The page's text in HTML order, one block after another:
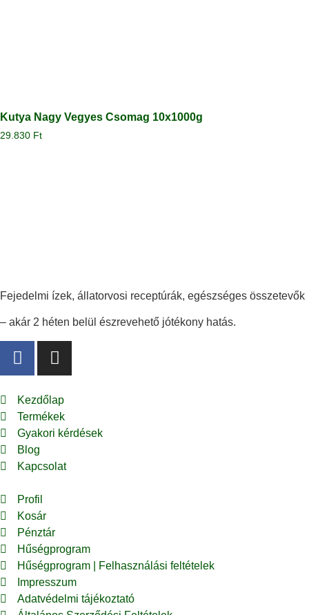
Kutya Nagy Vegyes Csomag 10x1000g
29.830 Ft
Fejedelmi ízek, állatorvosi receptúrák, egészséges összetevők
– akár 2 héten belül észrevehető jótékony hatás.
Kezdőlap
Termékek
Gyakori kérdések
Blog
Kapcsolat
Profil
Kosár
Pénztár
Hűségprogram
Hűségprogram | Felhasználási feltételek
Impresszum
Adatvédelmi tájékoztató